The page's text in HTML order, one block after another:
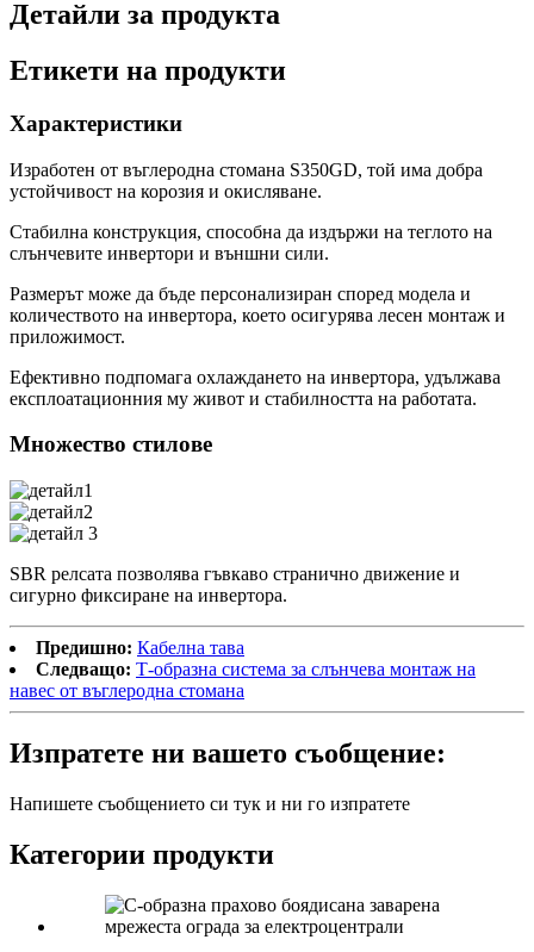
Детайли за продукта
Етикети на продукти
Характеристики
Изработен от въглеродна стомана S350GD, той има добра
устойчивост на корозия и окисляване.
Стабилна конструкция, способна да издържи на теглото на
слънчевите инвертори и външни сили.
Размерът може да бъде персонализиран според модела и
количеството на инвертора, което осигурява лесен монтаж и
приложимост.
Ефективно подпомага охлаждането на инвертора, удължава
експлоатационния му живот и стабилността на работата.
Множество стилове
SBR релсата позволява гъвкаво странично движение и
сигурно фиксиране на инвертора.
Предишно: Кабелна тава
Следващо: Т-образна система за слънчева монтаж на
навес от въглеродна стомана
Изпратете ни вашето съобщение:
Напишете съобщението си тук и ни го изпратете
Категории продукти